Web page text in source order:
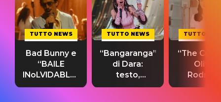
TUTTO NEWS
Bad Bunny e
“BAILE
INoLVIDABLE”:
testo,
TUTTO NEWS
“Bangaranga”
di Dara:
testo,
traduzione e
TUTTO
“The
Olivia
testo,